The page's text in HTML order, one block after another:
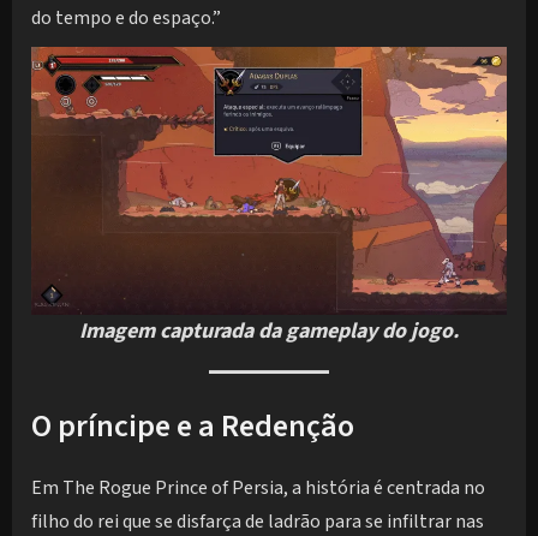
do tempo e do espaço.”
Imagem capturada da gameplay do jogo.
O príncipe e a Redenção
Em The Rogue Prince of Persia, a história é centrada no
filho do rei que se disfarça de ladrão para se infiltrar nas